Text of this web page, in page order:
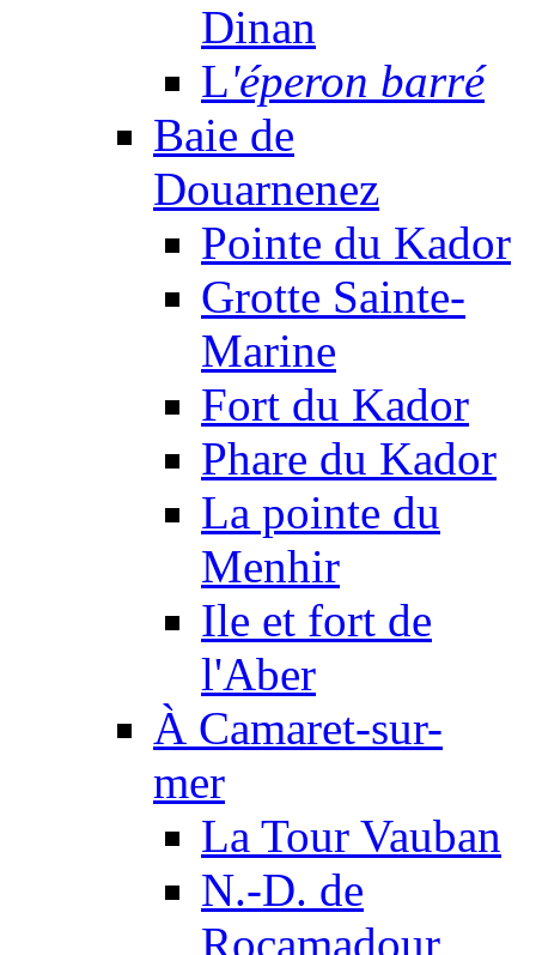
Dinan
L'éperon barré
Baie de
Douarnenez
Pointe du Kador
Grotte Sainte-
Marine
Fort du Kador
Phare du Kador
La pointe du
Menhir
Ile et fort de
l'Aber
À Camaret-sur-
mer
La Tour Vauban
N.-D. de
Rocamadour